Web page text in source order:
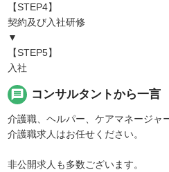
【STEP4】
契約及び入社研修
▼
【STEP5】
入社
message コンサルタントから一言
介護職、ヘルパー、ケアマネージャ
介護職求人はお任せください。
非公開求人も多数ございます。